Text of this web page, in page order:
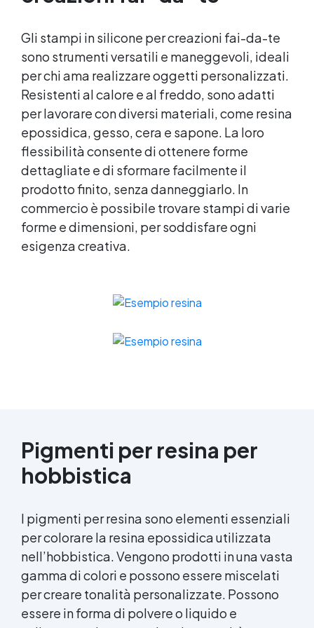
Gli stampi in silicone per creazioni fai-da-te
sono strumenti versatili e maneggevoli, ideali
per chi ama realizzare oggetti personalizzati.
Resistenti al calore e al freddo, sono adatti
per lavorare con diversi materiali, come resina
epossidica, gesso, cera e sapone. La loro
flessibilità consente di ottenere forme
dettagliate e di sformare facilmente il
prodotto finito, senza danneggiarlo. In
commercio è possibile trovare stampi di varie
forme e dimensioni, per soddisfare ogni
esigenza creativa.
Pigmenti per resina per
hobbistica
I pigmenti per resina sono elementi essenziali
per colorare la resina epossidica utilizzata
nell’hobbistica. Vengono prodotti in una vasta
gamma di colori e possono essere miscelati
per creare tonalità personalizzate. Possono
essere in forma di polvere o liquido e